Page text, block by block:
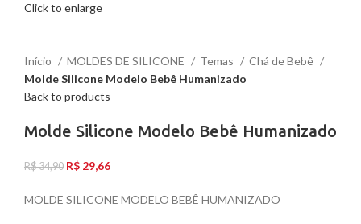
Click to enlarge
Início MOLDES DE SILICONE Temas
Chá de Bebê
Molde Silicone Modelo Bebê Humanizado
Back to products
Molde Silicone Modelo Bebê Humanizado
R$34,90 R$ 29,66
MOLDE SILICONE MODELO BEBÊ HUMANIZADO